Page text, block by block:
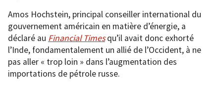
Amos Hochstein, principal conseiller international du
gouvernement américain en matière d’énergie, a
déclaré au Financial Timesqu’il avait donc exhorté
l’Inde, fondamentalement un allié de l’Occident, à ne
pas aller « trop loin » dans l’augmentation des
importations de pétrole russe.